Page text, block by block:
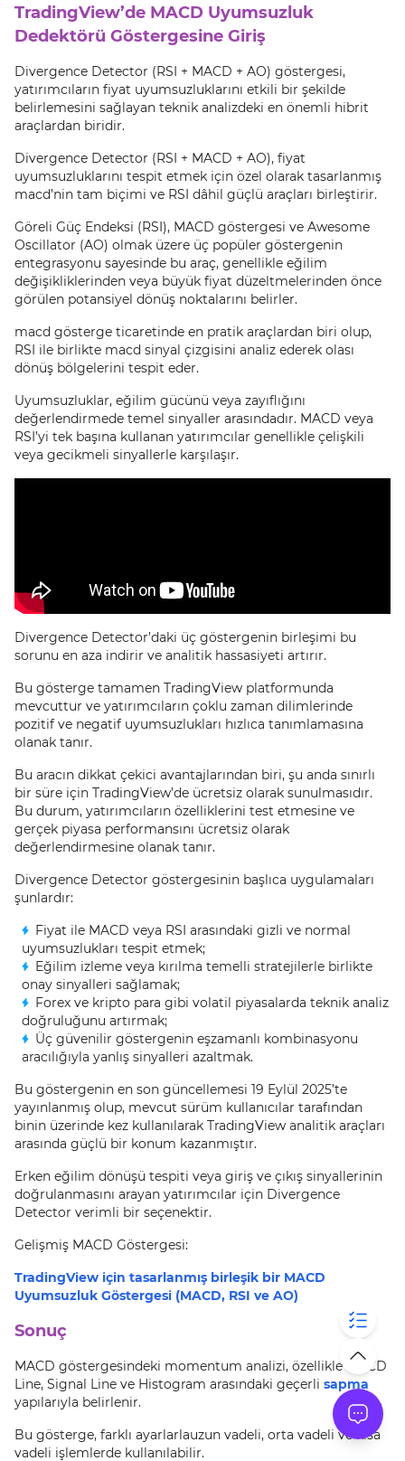
TradingView’de MACD Uyumsuzluk
Dedektörü Göstergesine Giriş
Divergence Detector (RSI + MACD + AO) göstergesi,
yatırımcıların fiyat uyumsuzluklarını etkili bir şekilde
belirlemesini sağlayan teknik analizdeki en önemli hibrit
araçlardan biridir.
Divergence Detector (RSI + MACD + AO), fiyat
uyumsuzluklarını tespit etmek için özel olarak tasarlanmış
macd’nin tam biçimi ve RSI dâhil güçlü araçları birleştirir.
Göreli Güç Endeksi (RSI), MACD göstergesi ve Awesome
Oscillator (AO) olmak üzere üç popüler göstergenin
entegrasyonu sayesinde bu araç, genellikle eğilim
değişikliklerinden veya büyük fiyat düzeltmelerinden önce
görülen potansiyel dönüş noktalarını belirler.
macd gösterge ticaretinde en pratik araçlardan biri olup,
RSI ile birlikte macd sinyal çizgisini analiz ederek olası
dönüş bölgelerini tespit eder.
Uyumsuzluklar, eğilim gücünü veya zayıflığını
değerlendirmede temel sinyaller arasındadır. MACD veya
RSI’yi tek başına kullanan yatırımcılar genellikle çelişkili
veya gecikmeli sinyallerle karşılaşır.
Divergence Detector’daki üç göstergenin birleşimi bu
sorunu en aza indirir ve analitik hassasiyeti artırır.
Bu gösterge tamamen TradingView platformunda
mevcuttur ve yatırımcıların çoklu zaman dilimlerinde
pozitif ve negatif uyumsuzlukları hızlıca tanımlamasına
olanak tanır.
Bu aracın dikkat çekici avantajlarından biri, şu anda sınırlı
bir süre için TradingView’de ücretsiz olarak sunulmasıdır.
Bu durum, yatırımcıların özelliklerini test etmesine ve
gerçek piyasa performansını ücretsiz olarak
değerlendirmesine olanak tanır.
Divergence Detector göstergesinin başlıca uygulamaları
şunlardır:
Fiyat ile MACD veya RSI arasındaki gizli ve normal
uyumsuzlukları tespit etmek;
Eğilim izleme veya kırılma temelli stratejilerle birlikte
onay sinyalleri sağlamak;
Forex ve kripto para gibi volatil piyasalarda teknik analiz
doğruluğunu artırmak;
Üç güvenilir göstergenin eşzamanlı kombinasyonu
aracılığıyla yanlış sinyalleri azaltmak.
Bu göstergenin en son güncellemesi 19 Eylül 2025’te
yayınlanmış olup, mevcut sürüm kullanıcılar tarafından
binin üzerinde kez kullanılarak TradingView analitik araçları
arasında güçlü bir konum kazanmıştır.
Erken eğilim dönüşü tespiti veya giriş ve çıkış sinyallerinin
doğrulanmasını arayan yatırımcılar için Divergence
Detector verimli bir seçenektir.
Gelişmiş MACD Göstergesi:
TradingView için tasarlanmış birleşik bir MACD
Uyumsuzluk Göstergesi (MACD, RSI ve AO)
Sonuç
MACD göstergesindeki momentum analizi, özellikle MACD
Line, Signal Line ve Histogram arasındaki geçerli sapma
yapılarıyla belirlenir.
Bu gösterge, farklı ayarlarlauzun vadeli, orta vadeli ve kısa
vadeli işlemlerde kullanılabilir.